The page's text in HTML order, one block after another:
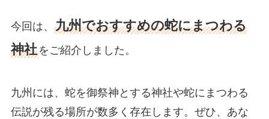
今回は、 九州でおすすめの蛇にまつわる
神社をご紹介しました。
九州には、蛇を御祭神とする神社や蛇にまつわる
伝説が残る場所が数多く存在します。ぜひ、あな